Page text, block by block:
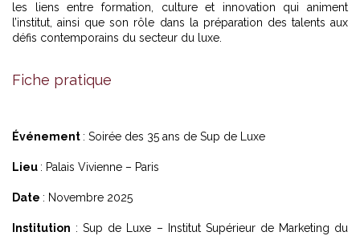
les liens entre formation, culture et innovation qui animent
l’institut, ainsi que son rôle dans la préparation des talents aux
défis contemporains du secteur du luxe.
Fiche pratique
Événement : Soirée des 35 ans de Sup de Luxe
Lieu : Palais Vivienne – Paris
Date : Novembre 2025
Institution : Sup de Luxe – Institut Supérieur de Marketing du